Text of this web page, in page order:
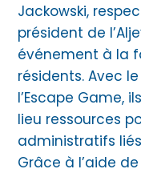
Jackowski,
président de
événement à la
résidents. Avec
l’Escape Game,
lieu ressources
administratifs
Grâce à l’aide